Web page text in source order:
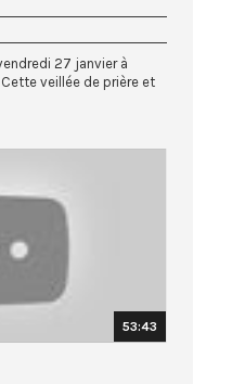
27 janvier à
veillée de prière et
53:43